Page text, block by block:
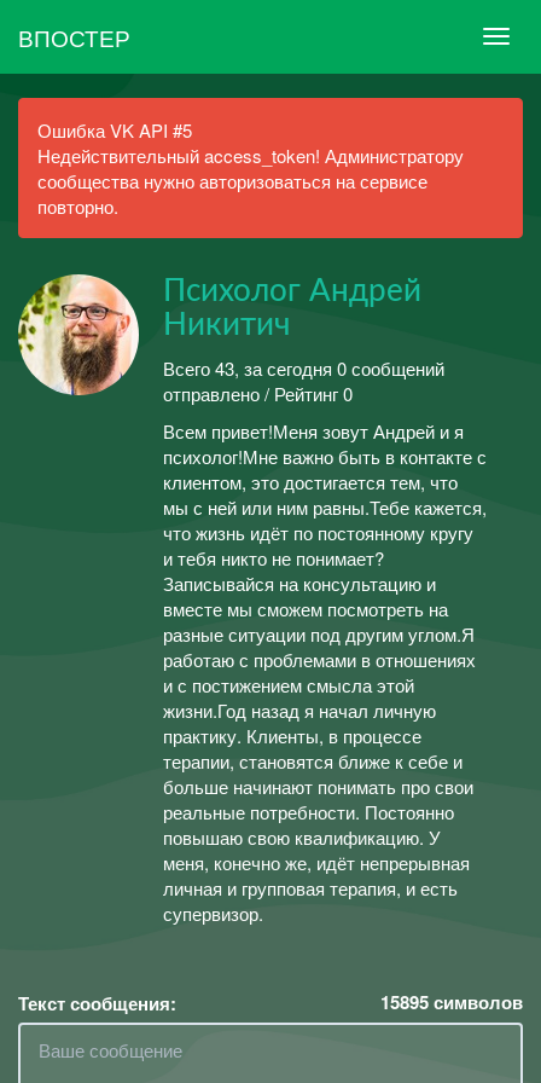
ВПОСТЕР
Ошибка VK API #5
Недействительный access_token! Администратору
сообщества нужно авторизоваться на сервисе
повторно.
Психолог Андрей
Никитич
Всего 43, за сегодня 0 сообщений
отправлено / Рейтинг 0
Всем привет!Меня зовут Андрей и я
психолог!Мне важно быть в контакте с
клиентом, это достигается тем, что
мы с ней или ним равны.Тебе кажется,
что жизнь идёт по постоянному кругу
и тебя никто не понимает?
Записывайся на консультацию и
вместе мы сможем посмотреть на
разные ситуации под другим углом.Я
работаю с проблемами в отношениях
и с постижением смысла этой
жизни.Год назад я начал личную
практику. Клиенты, в процессе
терапии, становятся ближе к себе и
больше начинают понимать про свои
реальные потребности. Постоянно
повышаю свою квалификацию. У
меня, конечно же, идёт непрерывная
личная и групповая терапия, и есть
супервизор.
Текст сообщения: 15895символов